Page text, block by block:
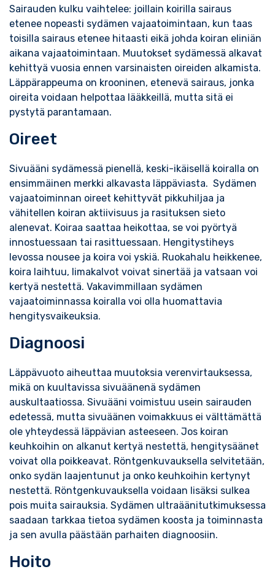
Sairauden kulku vaihtelee: joillain koirilla sairaus
etenee nopeasti sydämen vajaatoimintaan, kun taas
toisilla sairaus etenee hitaasti eikä johda koiran eliniän
aikana vajaatoimintaan. Muutokset sydämessä alkavat
kehittyä vuosia ennen varsinaisten oireiden alkamista.
Läppärappeuma on krooninen, etenevä sairaus, jonka
oireita voidaan helpottaa lääkkeillä, mutta sitä ei
pystytä parantamaan.
Oireet
Sivuääni sydämessä pienellä, keski-ikäisellä koiralla on
ensimmäinen merkki alkavasta läppäviasta. Sydämen
vajaatoiminnan oireet kehittyvät pikkuhiljaa ja
vähitellen koiran aktiivisuus ja rasituksen sieto
alenevat. Koiraa saattaa heikottaa, se voi pyörtyä
innostuessaan tai rasittuessaan. Hengitystiheys
levossa nousee ja koira voi yskiä. Ruokahalu heikkenee,
koira laihtuu, limakalvot voivat sinertää ja vatsaan voi
kertyä nestettä. Vakavimmillaan sydämen
vajaatoiminnassa koiralla voi olla huomattavia
hengitysvaikeuksia.
Diagnoosi
Läppävuoto aiheuttaa muutoksia verenvirtauksessa,
mikä on kuultavissa sivuäänenä sydämen
auskultaatiossa. Sivuääni voimistuu usein sairauden
edetessä, mutta sivuäänen voimakkuus ei välttämättä
ole yhteydessä läppävian asteeseen. Jos koiran
keuhkoihin on alkanut kertyä nestettä, hengitysäänet
voivat olla poikkeavat. Röntgenkuvauksella selvitetään,
onko sydän laajentunut ja onko keuhkoihin kertynyt
nestettä. Röntgenkuvauksella voidaan lisäksi sulkea
pois muita sairauksia. Sydämen ultraäänitutkimuksessa
saadaan tarkkaa tietoa sydämen koosta ja toiminnasta
ja sen avulla päästään parhaiten diagnoosiin.
Hoito